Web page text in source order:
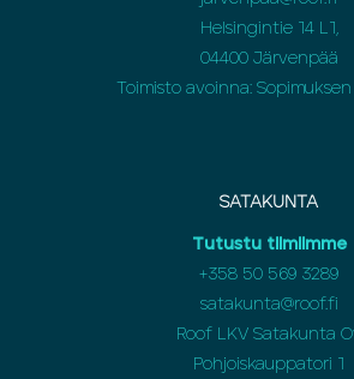
Helsingintie 14 L1,
04400 Järvenpää
Toimisto avoinna:
SATAKUNTA
Tutustu tiimiimme
+358 50 569 3289
satakunta@roof.fi
Roof LKV Satakunta
Pohjoiskauppatori 1